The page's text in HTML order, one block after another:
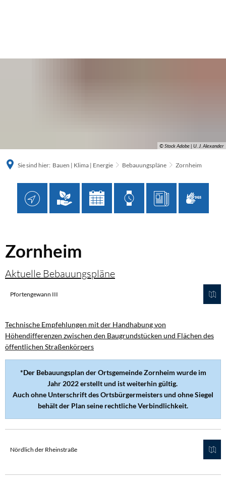
© Stock Adobe | U. J. Alexander
Sie sind hier: Bauen | Klima | Energie Bebauungspläne Zornheim
Zornheim
Zornheim
Aktuelle Bebauungspläne
Pfortengewann III
Technische Empfehlungen mit der Handhabung von
Höhendifferenzen zwischen den Baugrundstücken und Flächen des
öffentlichen Straßenkörpers
*Der Bebauungsplan der Ortsgemeinde Zornheim wurde im
Jahr 2022 erstellt und ist weiterhin gültig.
Auch ohne Unterschrift des Ortsbürgermeisters und ohne Siegel
behält der Plan seine rechtliche Verbindlichkeit.
Nördlich der Rheinstraße